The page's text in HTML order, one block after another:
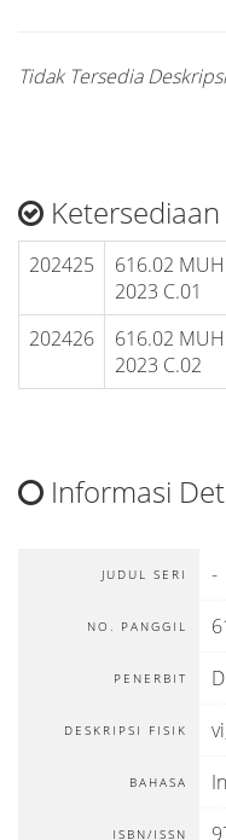
Tidak Tersedia Deskripsi
Ketersediaan
202425
616.02
2023 C.01
202426
616.02
2023 C.02
Informasi
JUDUL SERI -
NO. PANGGIL
PENERBIT
DESKRIPSI FISIK
BAHASA
ISBN/ISSN